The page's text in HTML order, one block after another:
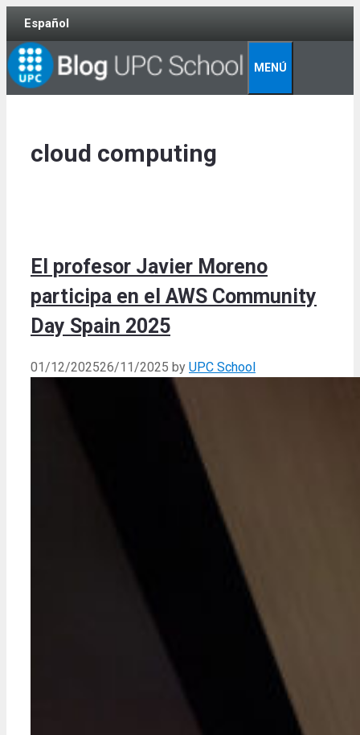
Skip
content
Español
MENÚ
cloud computing
El profesor Javier Moreno
participa en el AWS Community
Day Spain 2025
01/12/202526/11/2025 by UPC School